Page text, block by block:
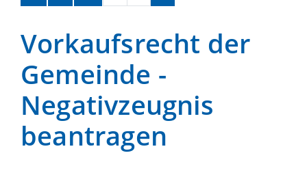
Vorkaufsrecht der
Gemeinde -
Negativzeugnis
beantragen